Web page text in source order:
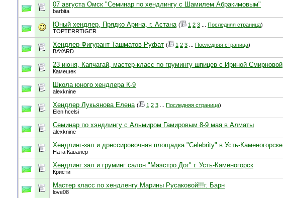
07 августа Омск "Семинар по хендлингу с Шамилем Абракимовым"
barbita
Юный хендлер, Прядко Арина, г. Астана ( 1 2 3 Последняя страница)
TOPTERRTIGER
Хендлер-Фигурант Ташматов Руфат ( 1 2 3 Последняя страница)
BAYARD
23 июня, Капчагай, мастер-класс по грумингу шпицев с Ириной Смирновой
Камешек
Школа юного хендлера К-9
alexknine
Хендлер Лукьянова Елена ( 1 2 3 Последняя страница)
Elen hcelsi
Семинар по хэндлингу с Альмиром Гамировым 8-9 мая в Алматы
alexknine
Хендлинг-зал и дрессировочная площадка "Сelebrity" в Усть-Каменогорске
Ната Кавалер
Хендлинг зал и груминг салон "Маэстро Дог" г. Усть-Каменогорск
Кристи
Мастер класс по хендленгу Марины Русаковой!!!г. Барн
love08